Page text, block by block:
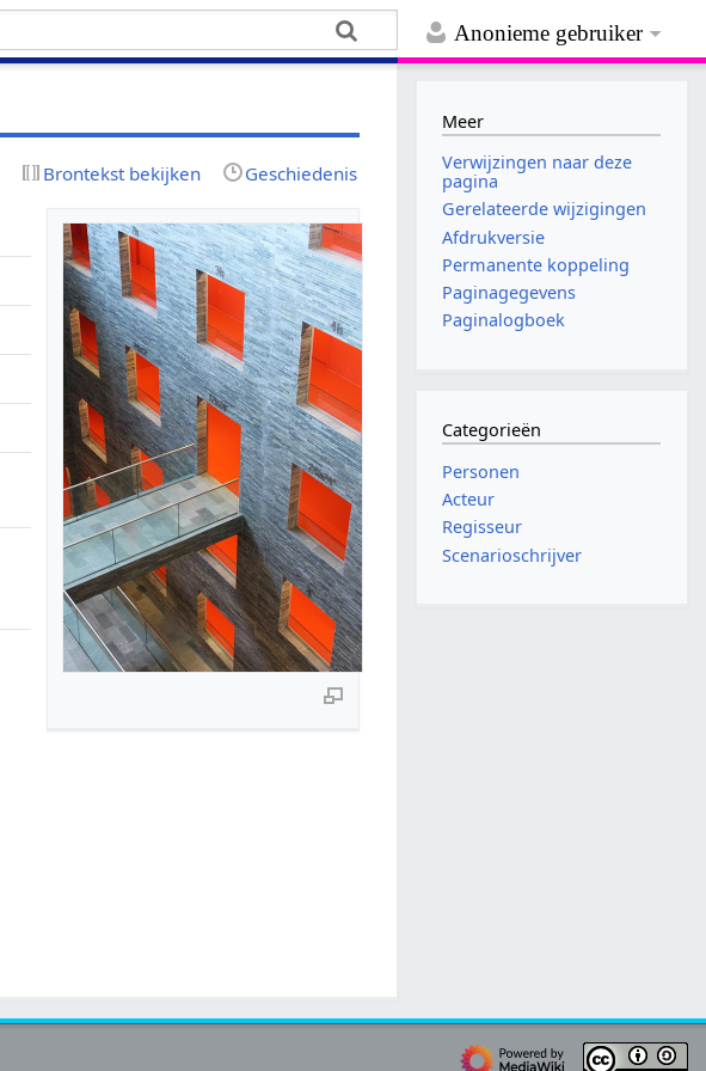
Anonieme gebruiker
Brontekst bekijken Geschiedenis
Meer
Verwijzingen naar deze
pagina
Gerelateerde wijzigingen
Afdrukversie
Permanente koppeling
Paginagegevens
Paginalogboek
Categorieën
Personen
Acteur
Regisseur
Scenarioschrijver